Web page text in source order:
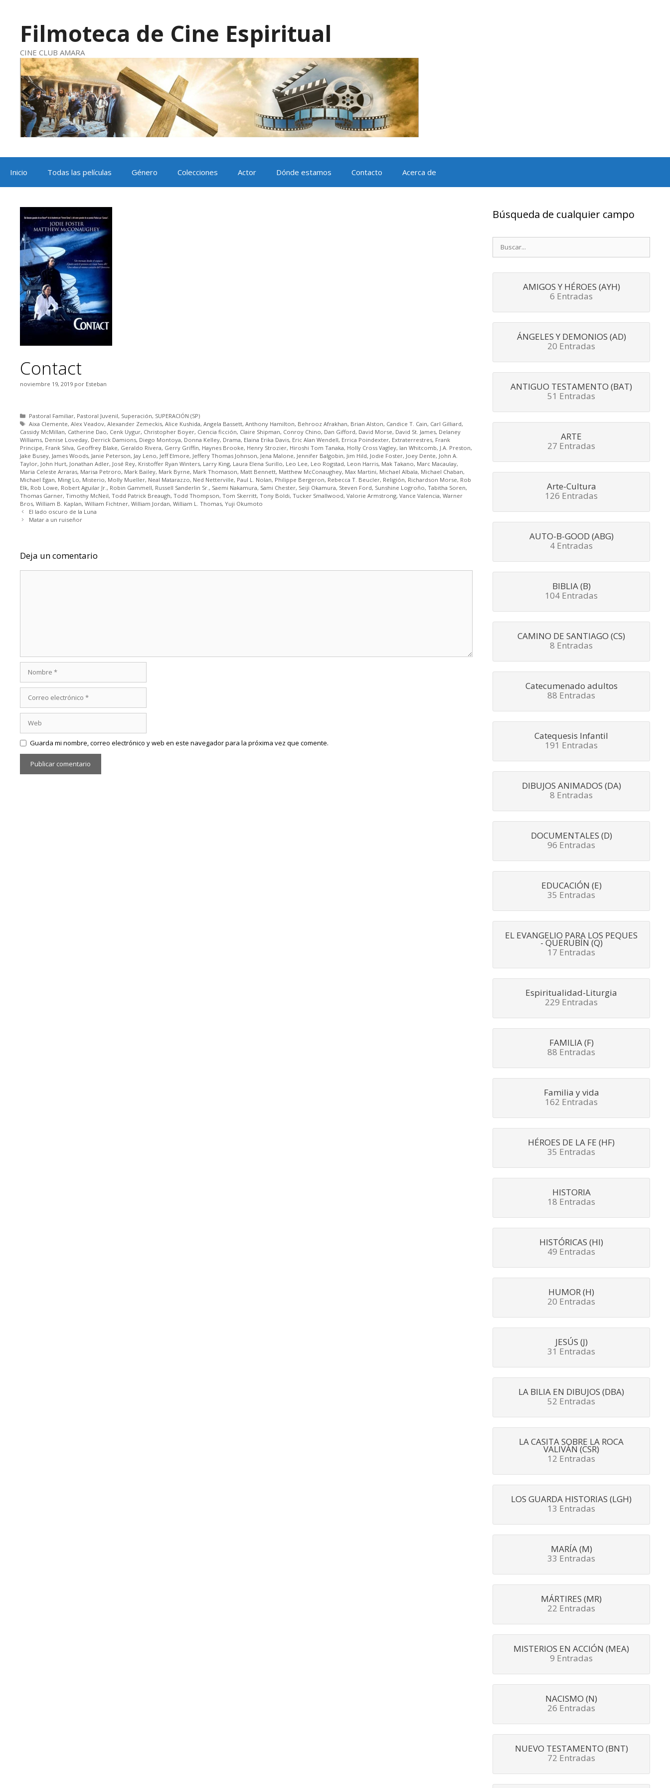
Filmoteca de Cine Espiritual
CINE CLUB AMARA
Inicio Todas las películas Género Colecciones Actor Dónde estamos Contacto Acerca de
Contact
noviembre 19, 2019 por Esteban
Categorías
Pastoral Familiar, Pastoral Juvenil, Superación, SUPERACIÓN (SP)
Etiquetas
Aixa Clemente, Alex Veadov, Alexander Zemeckis, Alice Kushida, Angela Bassett, Anthony Hamilton, Behrooz Afrakhan, Brian Alston, Candice T. Cain, Carl Gilliard,
Cassidy McMillan, Catherine Dao, Cenk Uygur, Christopher Boyer, Ciencia ficción, Claire Shipman, Conroy Chino, Dan Gifford, David Morse, David St. James, Delaney
Williams, Denise Loveday, Derrick Damions, Diego Montoya, Donna Kelley, Drama, Elaina Erika Davis, Eric Alan Wendell, Errica Poindexter, Extraterrestres, Frank
Principe, Frank Silva, Geoffrey Blake, Geraldo Rivera, Gerry Griffin, Haynes Brooke, Henry Strozier, Hiroshi Tom Tanaka, Holly Cross Vagley, Ian Whitcomb, J.A. Preston,
Jake Busey, James Woods, Janie Peterson, Jay Leno, Jeff Elmore, Jeffery Thomas Johnson, Jena Malone, Jennifer Balgobin, Jim Hild, Jodie Foster, Joey Dente, John A.
Taylor, John Hurt, Jonathan Adler, José Rey, Kristoffer Ryan Winters, Larry King, Laura Elena Surillo, Leo Lee, Leo Rogstad, Leon Harris, Mak Takano, Marc Macaulay,
Maria Celeste Arraras, Marisa Petroro, Mark Bailey, Mark Byrne, Mark Thomason, Matt Bennett, Matthew McConaughey, Max Martini, Michael Albala, Michael Chaban,
Michael Egan, Ming Lo, Misterio, Molly Mueller, Neal Matarazzo, Ned Netterville, Paul L. Nolan, Philippe Bergeron, Rebecca T. Beucler, Religión, Richardson Morse, Rob
Elk, Rob Lowe, Robert Aguilar Jr., Robin Gammell, Russell Sanderlin Sr., Saemi Nakamura, Sami Chester, Seiji Okamura, Steven Ford, Sunshine Logroño, Tabitha Soren,
Thomas Garner, Timothy McNeil, Todd Patrick Breaugh, Todd Thompson, Tom Skerritt, Tony Boldi, Tucker Smallwood, Valorie Armstrong, Vance Valencia, Warner
Bros, William B. Kaplan, William Fichtner, William Jordan, William L. Thomas, Yuji Okumoto
El lado oscuro de la Luna
Matar a un ruiseñor
Deja un comentario
electrónico
Guarda mi nombre, correo electrónico y web en este navegador para la próxima vez que comente.
Búsqueda de cualquier campo
AMIGOS Y HÉROES (AYH)
6 Entradas
ÁNGELES Y DEMONIOS (AD)
20 Entradas
ANTIGUO TESTAMENTO (BAT)
51 Entradas
ARTE
27 Entradas
Arte-Cultura
126 Entradas
AUTO-B-GOOD (ABG)
4 Entradas
BIBLIA (B)
104 Entradas
CAMINO DE SANTIAGO (CS)
8 Entradas
Catecumenado adultos
88 Entradas
Catequesis Infantil
191 Entradas
DIBUJOS ANIMADOS (DA)
8 Entradas
DOCUMENTALES (D)
96 Entradas
EDUCACIÓN (E)
35 Entradas
EL EVANGELIO PARA LOS PEQUES
- QUERUBÍN (Q)
17 Entradas
Espiritualidad-Liturgia
229 Entradas
FAMILIA (F)
88 Entradas
Familia y vida
162 Entradas
HÉROES DE LA FE (HF)
35 Entradas
HISTORIA
18 Entradas
HISTÓRICAS (HI)
49 Entradas
HUMOR (H)
20 Entradas
JESÚS (J)
31 Entradas
LA BILIA EN DIBUJOS (DBA)
52 Entradas
LA CASITA SOBRE LA ROCA
VALIVÁN (CSR)
12 Entradas
LOS GUARDA HISTORIAS (LGH)
13 Entradas
MARÍA (M)
33 Entradas
MÁRTIRES (MR)
22 Entradas
MISTERIOS EN ACCIÓN (MEA)
9 Entradas
NACISMO (N)
26 Entradas
NUEVO TESTAMENTO (BNT)
72 Entradas